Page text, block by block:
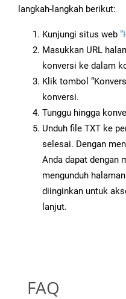
langkah-langkah berikut:
Kunjungi situs web
Masukkan URL
konversi ke dalam
Klik tombol
konversi.
Tunggu hingga
Unduh file TXT ke
selesai. Dengan
Anda dapat dengan
mengunduh
diinginkan untuk
lanjut.
FAQ